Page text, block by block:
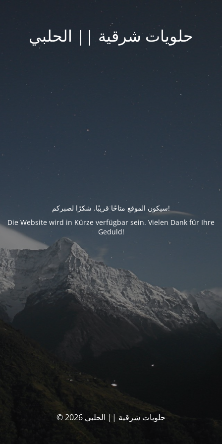
حلويات شرقية || الحلبي
سيكون الموقع متاحًا قريبًا. شكرًا لصبركم!
Die Website wird in Kürze verfügbar sein. Vielen Dank für Ihre
Geduld!
© حلويات شرقية || الحلبي 2026